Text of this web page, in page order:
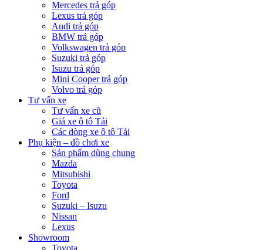
Mercedes trả góp
Lexus trả góp
Audi trả góp
BMW trả góp
Volkswagen trả góp
Suzuki trả góp
Isuzu trả góp
Mini Cooper trả góp
Volvo trả góp
Tư vấn xe
Tư vấn xe cũ
Giá xe ô tô Tải
Các dòng xe ô tô Tải
Phụ kiện – đồ chơi xe
Sản phẩm dùng chung
Mazda
Mitsubishi
Toyota
Ford
Suzuki – Isuzu
Nissan
Lexus
Showroom
Toyota